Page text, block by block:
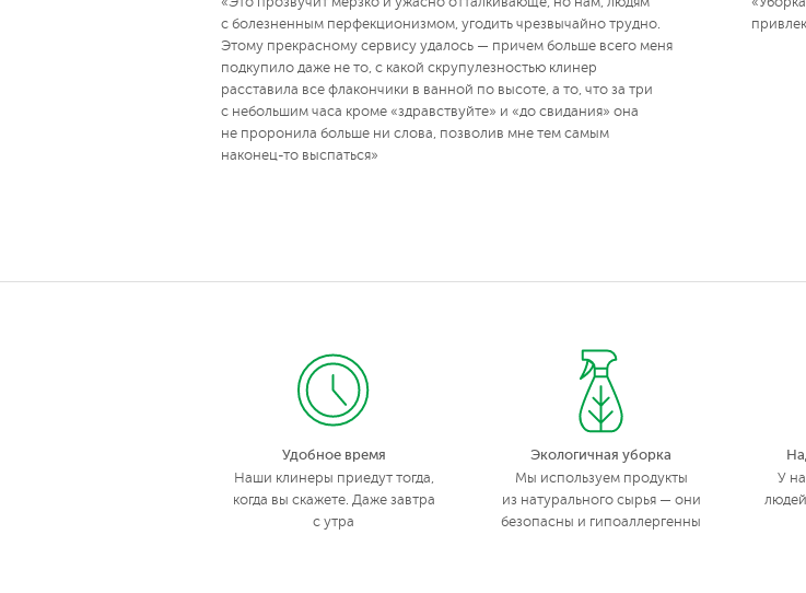
с болезненным перфекционизмом, угодить чрезвычайно трудно.
Этому прекрасному сервису удалось — причем больше всего меня
подкупило даже не то, с какой скрупулезностью клинер
расставила все флакончики в ванной по высоте, а то, что за три
с небольшим часа кроме «здравствуйте» и «до свидания» она
не проронила больше ни слова, позволив мне тем самым
наконец-то выспаться»
Удобное время
Наши клинеры приедут тогда,
когда вы скажете. Даже завтра
с утра
Экологичная уборка
Мы используем продукты
из натурального сырья — они
безопасны и гипоаллергенны
У